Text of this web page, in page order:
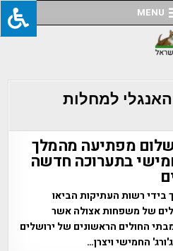
MENU
למחלות
מפתיעה מהמלך
בתערוכה חדשה
בידי רשות העתיקות הביאו
של משפחות אצולה אשר
החולים הראשונים של ירושלים
החמישי ויצרן…